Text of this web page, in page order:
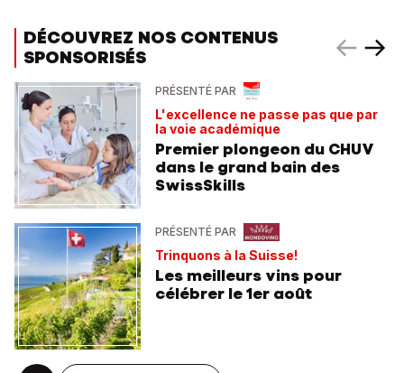
DÉCOUVREZ NOS CONTENUS
SPONSORISÉS
PRÉSENTÉ PAR
L'excellence ne passe pas que par
la voie académique
Premier plongeon du CHUV
dans le grand bain des
SwissSkills
PRÉSENTÉ PAR
Trinquons à la Suisse!
Les meilleurs vins pour
célébrer le 1er août